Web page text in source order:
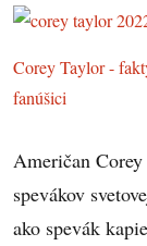
Corey Taylor -
fanúšici
Američan
spevákov
ako spevák